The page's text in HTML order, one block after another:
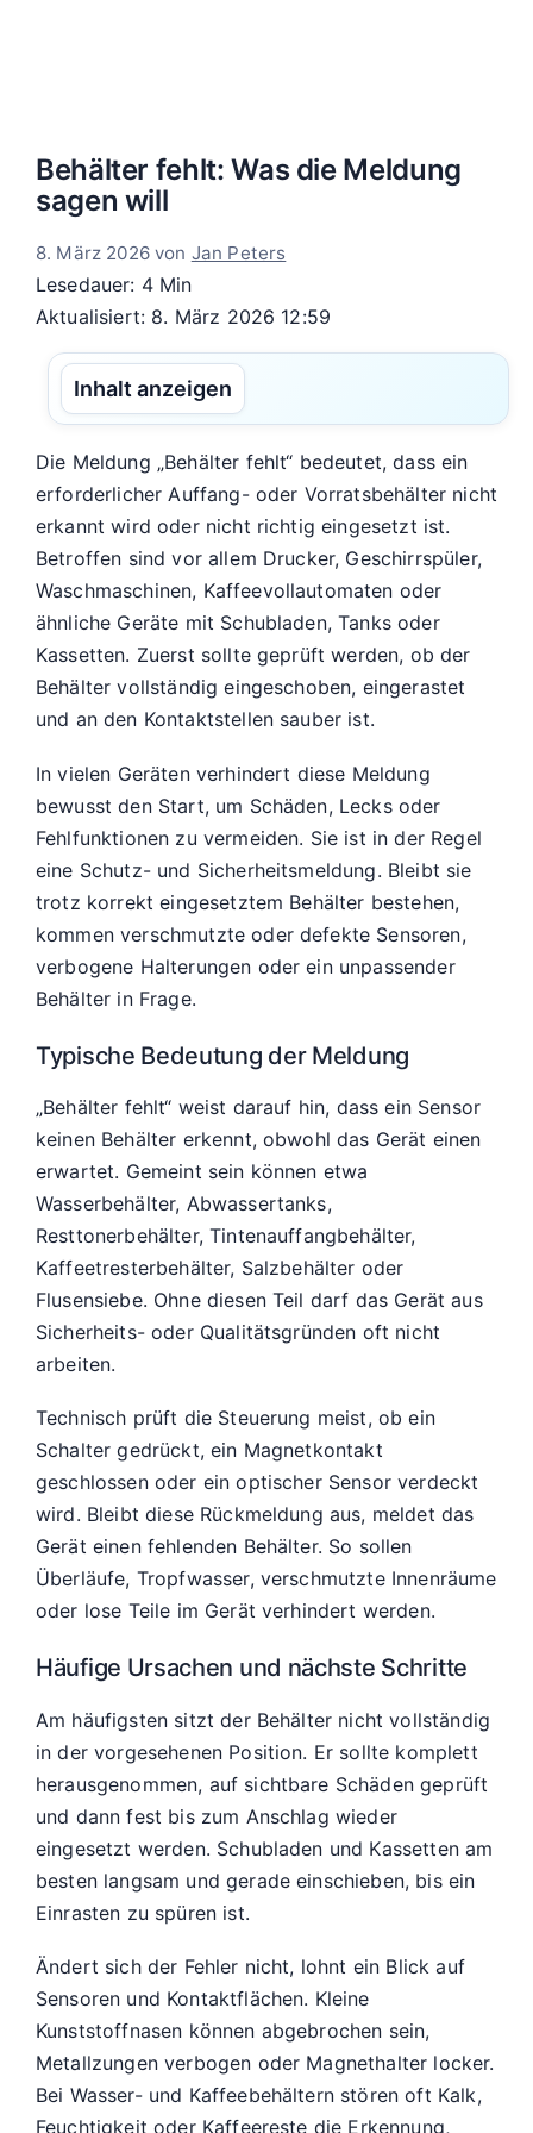
Behälter fehlt: Was die Meldung
sagen will
8. März 2026 von Jan Peters
Lesedauer: 4 Min
Aktualisiert: 8. März 2026 12:59
Inhalt anzeigen
Die Meldung „Behälter fehlt“ bedeutet, dass ein
erforderlicher Auffang- oder Vorratsbehälter nicht
erkannt wird oder nicht richtig eingesetzt ist.
Betroffen sind vor allem Drucker, Geschirrspüler,
Waschmaschinen, Kaffeevollautomaten oder
ähnliche Geräte mit Schubladen, Tanks oder
Kassetten. Zuerst sollte geprüft werden, ob der
Behälter vollständig eingeschoben, eingerastet
und an den Kontaktstellen sauber ist.
In vielen Geräten verhindert diese Meldung
bewusst den Start, um Schäden, Lecks oder
Fehlfunktionen zu vermeiden. Sie ist in der Regel
eine Schutz- und Sicherheitsmeldung. Bleibt sie
trotz korrekt eingesetztem Behälter bestehen,
kommen verschmutzte oder defekte Sensoren,
verbogene Halterungen oder ein unpassender
Behälter in Frage.
Typische Bedeutung der Meldung
„Behälter fehlt“ weist darauf hin, dass ein Sensor
keinen Behälter erkennt, obwohl das Gerät einen
erwartet. Gemeint sein können etwa
Wasserbehälter, Abwassertanks,
Resttonerbehälter, Tintenauffangbehälter,
Kaffeetresterbehälter, Salzbehälter oder
Flusensiebe. Ohne diesen Teil darf das Gerät aus
Sicherheits- oder Qualitätsgründen oft nicht
arbeiten.
Technisch prüft die Steuerung meist, ob ein
Schalter gedrückt, ein Magnetkontakt
geschlossen oder ein optischer Sensor verdeckt
wird. Bleibt diese Rückmeldung aus, meldet das
Gerät einen fehlenden Behälter. So sollen
Überläufe, Tropfwasser, verschmutzte Innenräume
oder lose Teile im Gerät verhindert werden.
Häufige Ursachen und nächste Schritte
Am häufigsten sitzt der Behälter nicht vollständig
in der vorgesehenen Position. Er sollte komplett
herausgenommen, auf sichtbare Schäden geprüft
und dann fest bis zum Anschlag wieder
eingesetzt werden. Schubladen und Kassetten am
besten langsam und gerade einschieben, bis ein
Einrasten zu spüren ist.
Ändert sich der Fehler nicht, lohnt ein Blick auf
Sensoren und Kontaktflächen. Kleine
Kunststoffnasen können abgebrochen sein,
Metallzungen verbogen oder Magnethalter locker.
Bei Wasser- und Kaffeebehältern stören oft Kalk,
Feuchtigkeit oder Kaffeereste die Erkennung,